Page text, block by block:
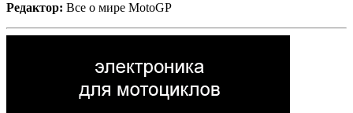
Редактор: Все о мире MotoGP